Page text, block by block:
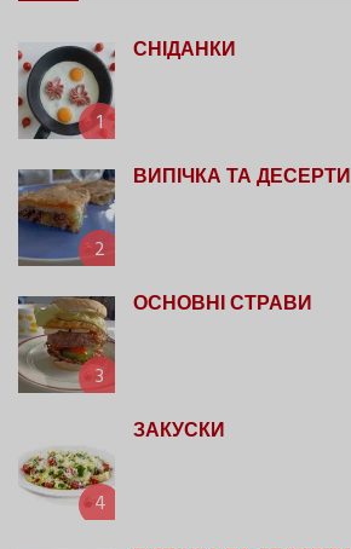
1
СНІДАНКИ
2
ВИПІЧКА ТА ДЕСЕРТИ
3
ОСНОВНІ СТРАВИ
4
ЗАКУСКИ